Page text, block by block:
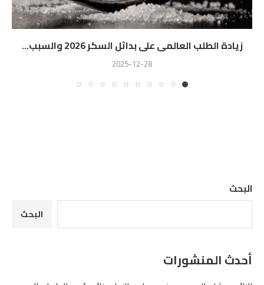
زيادة الطلب العالمى على بدائل السكر 2026 والسبب...
2025-12-28
البحث
البحث
أحدث المنشورات